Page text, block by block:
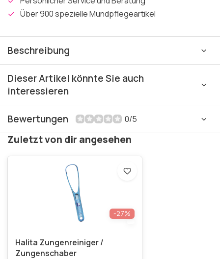
Über 900 spezielle Mundpflegeartikel
Beschreibung
Dieser Artikel könnte Sie auch
interessieren
Bewertungen 0/5
Zuletzt von dir angesehen
-27%
Halita Zungenreiniger /
Zungenschaber